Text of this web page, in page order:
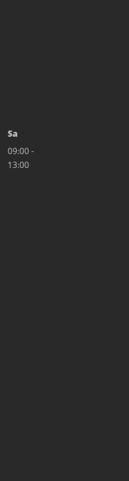
Sa
09:00 -
13:00